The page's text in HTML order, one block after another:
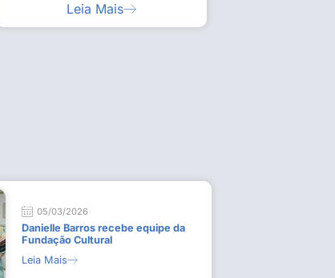
em visita guiada à exposição “Em
Leia Mais
05/03/2026
Danielle Barros recebe equipe da
Fundação Cultural
Leia Mais